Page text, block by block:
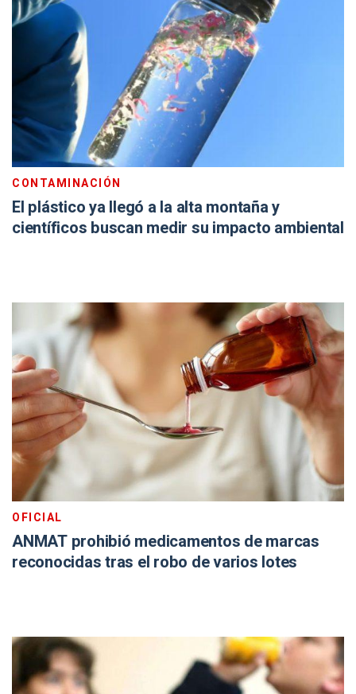
CONTAMINACIÓN
El plástico ya llegó a la alta montaña y
científicos buscan medir su impacto ambiental
OFICIAL
ANMAT prohibió medicamentos de marcas
reconocidas tras el robo de varios lotes